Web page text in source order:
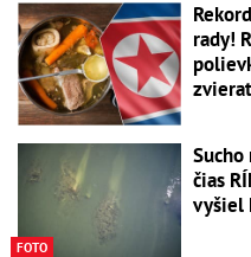
rady!
FOTO
čias
vyšiel